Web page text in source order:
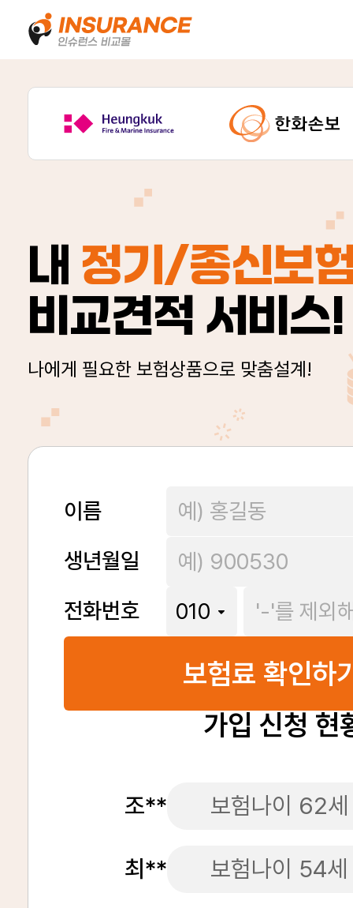
내 정기/종신보
비교견적 서비스!
나에게 필요한 보험상품으로 맞춤설계!
이름
생년월일
전화번호
보험료 확인하
가입 신청 현
조** 보험나이 62세
최** 보험나이 54세